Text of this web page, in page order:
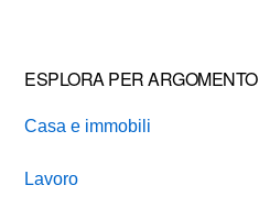
ESPLORA PER ARGOMENTO
Casa e immobili
Lavoro